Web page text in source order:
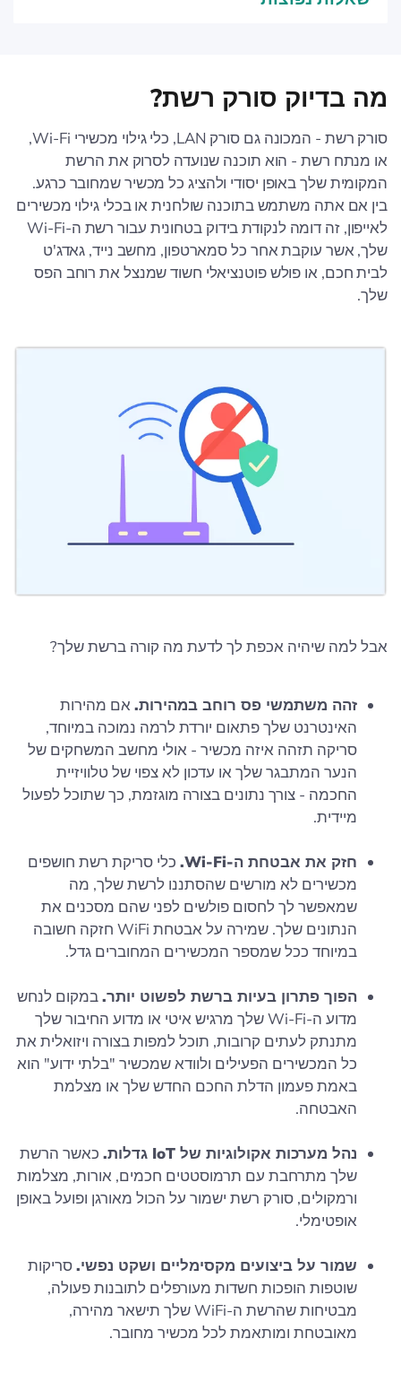
מה בדיוק סורק רשת?
סורק רשת - המכונה גם סורק LAN, כלי גילוי מכשירי Wi-Fi,
או מנתח רשת - הוא תוכנה שנועדה לסרוק את הרשת
המקומית שלך באופן יסודי ולהציג כל מכשיר שמחובר כרגע.
בין אם אתה משתמש בתוכנה שולחנית או בכלי גילוי מכשירים
לאייפון, זה דומה לנקודת בידוק בטחונית עבור רשת ה-Wi-Fi
שלך, אשר עוקבת אחר כל סמארטפון, מחשב נייד, גאדג'ט
לבית חכם, או פולש פוטנציאלי חשוד שמנצל את רוחב הפס
שלך.
אבל למה שיהיה אכפת לך לדעת מה קורה ברשת שלך?
זהה משתמשי פס רוחב במהירות.אם מהירות
האינטרנט שלך פתאום יורדת לרמה נמוכה במיוחד,
סריקה תזהה איזה מכשיר - אולי מחשב המשחקים של
הנער המתבגר שלך או עדכון לא צפוי של טלוויזיית
החכמה - צורך נתונים בצורה מוגזמת, כך שתוכל לפעול
מיידית.
חזק את אבטחת ה-Wi-Fi.
כלי סריקת רשת חושפים
מכשירים לא מורשים שהסתננו לרשת שלך, מה
שמאפשר לך לחסום פולשים לפני שהם מסכנים את
הנתונים שלך. שמירה על אבטחת WiFi חזקה חשובה
במיוחד ככל שמספר המכשירים המחוברים גדל.
הפוך פתרון בעיות ברשת לפשוט יותר.במקום לנחש
מדוע ה-Wi-Fi שלך מרגיש איטי או מדוע החיבור שלך
מתנתק לעתים קרובות, תוכל למפות בצורה ויזואלית את
כל המכשירים הפעילים ולוודא שמכשיר "בלתי ידוע" הוא
באמת פעמון הדלת החכם החדש שלך או מצלמת
האבטחה.
נהל מערכות אקולוגיות של IoT גדלות.
כאשר הרשת
שלך מתרחבת עם תרמוסטטים חכמים, אורות, מצלמות
ורמקולים, סורק רשת ישמור על הכול מאורגן ופועל באופן
אופטימלי.
שמור על ביצועים מקסימליים ושקט נפשי.סריקות
שוטפות הופכות חשדות מעורפלים לתובנות פעולה,
מבטיחות שהרשת ה-WiFi שלך תישאר מהירה,
מאובטחת ומותאמת לכל מכשיר מחובר.